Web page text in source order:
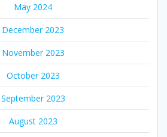
May 2024
December 2023
November 2023
October 2023
September 2023
August 2023